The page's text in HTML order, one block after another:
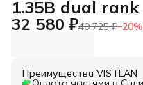
1.35В dual
32 580 ₽40 725 ₽−20%
Преимущества VISTLAN